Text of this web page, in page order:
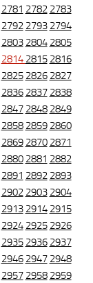
2781 2782 2783
2792 2793 2794
2803 2804 2805
2814 2815 2816
2825 2826 2827
2836 2837 2838
2847 2848 2849
2858 2859 2860
2869 2870 2871
2880 2881 2882
2891 2892 2893
2902 2903 2904
2913 2914 2915
2924 2925 2926
2935 2936 2937
2946 2947 2948
2957 2958 2959